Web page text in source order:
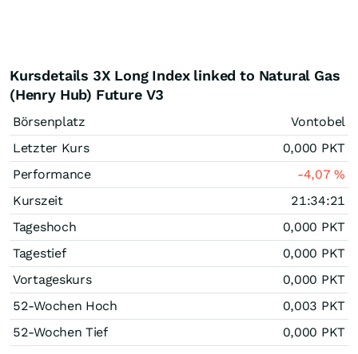
Kursdetails 3X Long Index linked to Natural Gas
(Henry Hub) Future V3
Börsenplatz
Vontobel
Letzter Kurs
0,000 PKT
Performance
-4,07%
Kurszeit
21:34:21
Tageshoch
0,000 PKT
Tagestief
0,000 PKT
Vortageskurs
0,000 PKT
52-Wochen Hoch
0,003 PKT
52-Wochen Tief
0,000 PKT